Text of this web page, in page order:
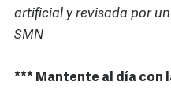
artificial y revisada por
SMN
*** Mantente al día con